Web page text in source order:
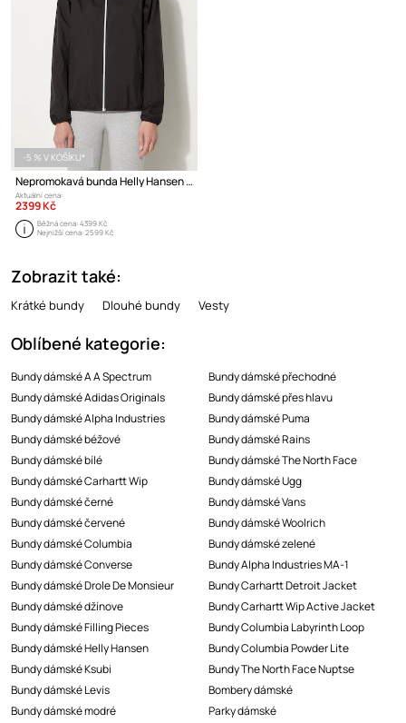
-5 % V KOŠÍKU*
Nepromokavá bunda Helly Hansen Belfast II
Aktuální cena:
2399 Kč
Běžná cena:4399 Kč
Nejnižší cena:2599 Kč
Zobrazit také:
Krátké bundy Dlouhé bundy Vesty
Oblíbené kategorie:
Bundy dámské A A Spectrum
Bundy dámské Adidas Originals
Bundy dámské Alpha Industries
Bundy dámské béžové
Bundy dámské bílé
Bundy dámské Carhartt Wip
Bundy dámské černé
Bundy dámské červené
Bundy dámské Columbia
Bundy dámské Converse
Bundy dámské Drole De Monsieur
Bundy dámské džínove
Bundy dámské Filling Pieces
Bundy dámské Helly Hansen
Bundy dámské Ksubi
Bundy dámské Levis
Bundy dámské modré
Bundy dámské přechodné
Bundy dámské přes hlavu
Bundy dámské Puma
Bundy dámské Rains
Bundy dámské The North Face
Bundy dámské Ugg
Bundy dámské Vans
Bundy dámské Woolrich
Bundy dámské zelené
Bundy Alpha Industries MA-1
Bundy Carhartt Detroit Jacket
Bundy Carhartt Wip Active Jacket
Bundy Columbia Labyrinth Loop
Bundy Columbia Powder Lite
Bundy The North Face Nuptse
Bombery dámské
Parky dámské